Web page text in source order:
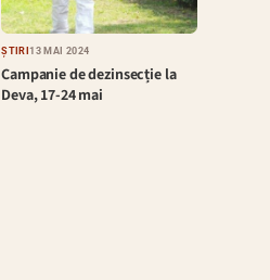
ȘTIRI13 MAI 2024
Campanie de dezinsecție la
Deva, 17-24 mai